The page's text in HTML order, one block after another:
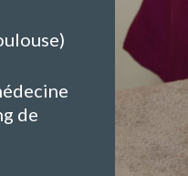
de